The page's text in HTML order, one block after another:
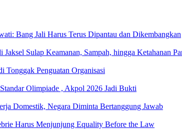
Bang Jali Harus Terus Dipantau dan Dikembangkan
Sulap Keamanan, Sampah, hingga Ketahanan
Tonggak Penguatan Organisasi
Olimpiade , Akpol 2026 Jadi Bukti
Domestik, Negara Diminta Bertanggung Jawab
Harus Menjunjung Equality Before the Law